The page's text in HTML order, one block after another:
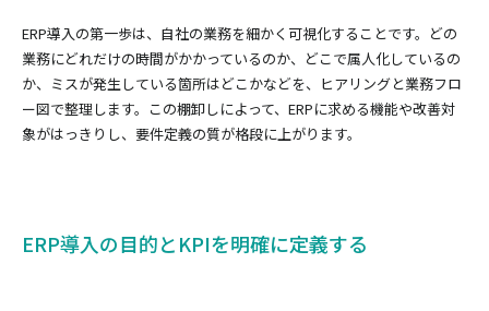
ERP導入の第一歩は、自社の業務を細かく可視化することです。どの
業務にどれだけの時間がかかっているのか、どこで属人化しているの
か、ミスが発生している箇所はどこかなどを、ヒアリングと業務フロ
ー図で整理します。この棚卸しによって、ERPに求める機能や改善対
象がはっきりし、要件定義の質が格段に上がります。
ERP導入の目的とKPIを明確に定義する